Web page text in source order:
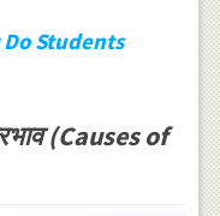
Students
(Causes of